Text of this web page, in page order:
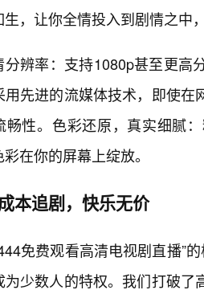
生，让你全情投入到剧情之中
分辨率：支持1080p甚至更高
用先进的流媒体技术，即使
畅性。色彩还原，真实细腻
在你的屏幕上绽放。
本追剧，快乐无价
免费观看高清电视剧直播”
为少数人的特权。我们打破